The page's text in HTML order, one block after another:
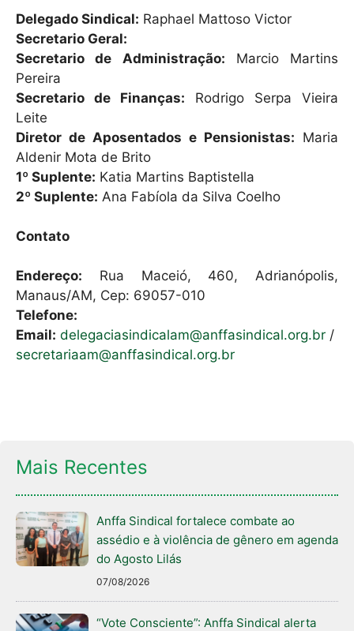
at
s
p
p
c
e
o
o
k
ai
l
Delegado Sindical: Raphael Mattoso Victor
Secretario Geral:
Secretario de Administração: Marcio Martins
Pereira
Secretario de Finanças: Rodrigo Serpa Vieira
Leite​​​​​​​
Diretor de Aposentados e Pensionistas: Maria
Aldenir Mota de Brito​​​​​​​
1º Suplente: Katia Martins Baptistella​​​​​​​
2º Suplente: Ana Fabíola da Silva Coelho
Contato
Endereço: Rua Maceió, 460, Adrianópolis,
Manaus/AM, Cep: 69057-010
Telefone:
Email: delegaciasindicalam@anffasindical.org.br /
secretariaam@anffasindical.org.br
Mais Recentes
Anffa Sindical fortalece combate ao
assédio e à violência de gênero em agenda
do Agosto Lilás
07/08/2026
“Vote Consciente”: Anffa Sindical alerta